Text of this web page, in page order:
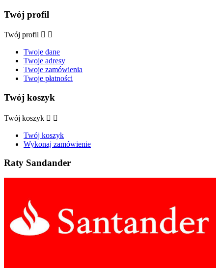
Twój profil
Twój profil  
Twoje dane
Twoje adresy
Twoje zamówienia
Twoje płatności
Twój koszyk
Twój koszyk  
Twój koszyk
Wykonaj zamówienie
Raty Sandander